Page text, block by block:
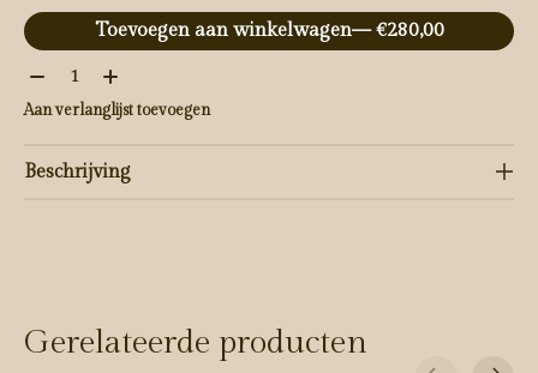
Toevoegen aan winkelwagen
— €280,00
Aantal:
Aan verlanglijst toevoegen
Beschrijving
Gerelateerde producten